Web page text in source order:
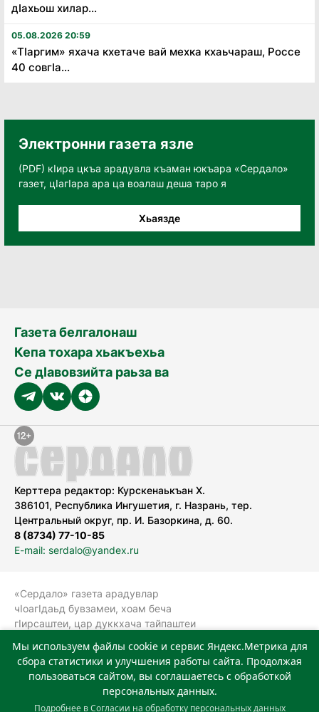
дӏахьош хилар...
05.08.2026 20:59
«Тӏаргим» яхача кхетаче вай мехка кхаьчараш, Россе
40 совгӏа...
Электронни газета язле
(PDF) кӀира цкъа арадувла къаман юкъара «Сердало»
газет, цӀагӀара ара ца воалаш деша таро я
Хьаязде
Газета белгалонаш
Кепа тохара хьакъехьа
Се дӀавовзийта раьза ва
Керттера редактор: Курскенаькъан Х.
386101, Республика Ингушетия, г. Назрань, тер.
Центральный округ, пр. И. Базоркина, д. 60.
8 (8734) 77-10-85
E-mail: serdalo@yandex.ru
«Сердало» газета арадувлар
чIоагIдаьд бувзамеи, хоам беча
гIирсаштеи, цар дуккхача тайпаштеи
болхлоша (Роскомнадзор).
Реестровая запись СМИ: ЭЛ № ФС 77-
78323 от 15.05.2020 г. Учредитель:
Государственное автономное
Мы используем файлы cookie и сервис Яндекс.Метрика для
сбора статистики и улучшения работы сайта. Продолжая
пользоваться сайтом, вы соглашаетесь с обработкой
персональных данных.
Подробнее вСогласии на обработку персональных данных